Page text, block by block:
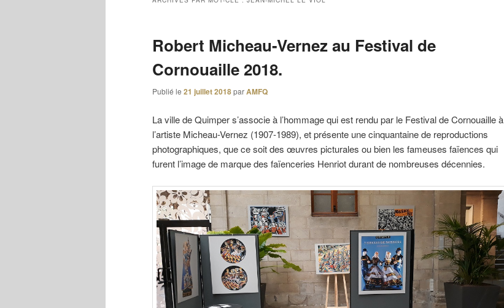
Robert Micheau-Vernez au Festival de
Cornouaille 2018.
Publié le 21 juillet 2018parAMFQ
La ville de Quimper s’associe à l’hommage qui est rendu par le Festival de Cornouaille à
l’artiste Micheau-Vernez (1907-1989), et présente une cinquantaine de reproductions
photographiques, que ce soit des œuvres picturales ou bien les fameuses faïences qui
furent l’image de marque des faïenceries Henriot durant de nombreuses décennies.